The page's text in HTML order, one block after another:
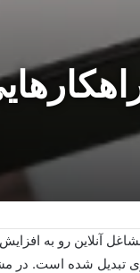
آنلاین رو به
تبدیل شده است. در